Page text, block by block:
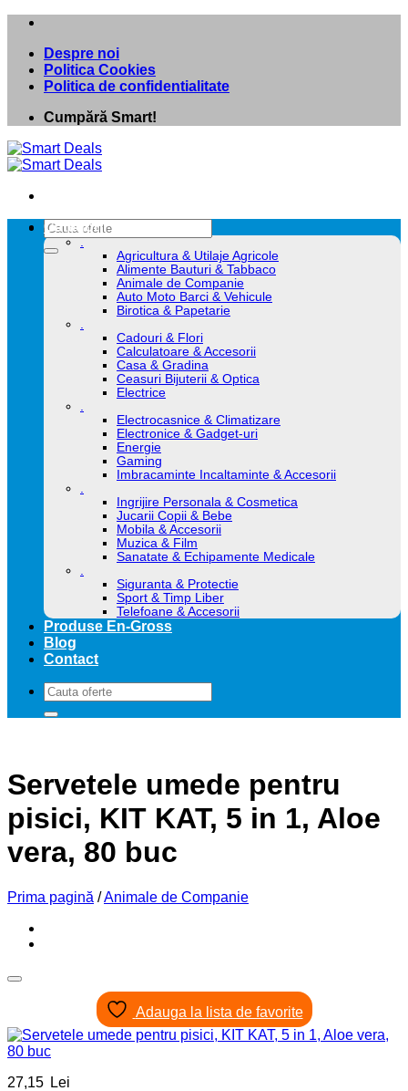
Skip
contentDespre noi
Politica Cookies
Politica de confidentialitate
Cumpără Smart!
Caută
după:
Categorii
.
Agricultura & Utilaje Agricole
Alimente Bauturi & Tabbaco
Animale de Companie
Auto Moto Barci & Vehicule
Birotica & Papetarie
.
Cadouri & Flori
Calculatoare & Accesorii
Casa & Gradina
Ceasuri Bijuterii & Optica
Electrice
.
Electrocasnice & Climatizare
Electronice & Gadget-uri
Energie
Gaming
Imbracaminte Incaltaminte & Accesorii
.
Ingrijire Personala & Cosmetica
Jucarii Copii & Bebe
Mobila & Accesorii
Muzica & Film
Sanatate & Echipamente Medicale
.
Siguranta & Protectie
Sport & Timp Liber
Telefoane & Accesorii
Produse En-Gross
Blog
Contact
Caută
după:
Servetele umede pentru
pisici, KIT KAT, 5 in 1, Aloe
vera, 80 buc
Prima pagină /Animale de Companie
Adauga la lista de favorite
27,15 Lei